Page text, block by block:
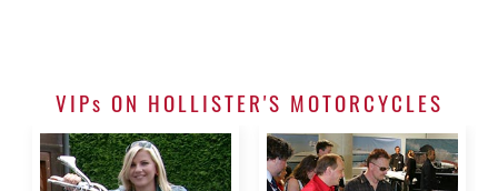
VIPs ON HOLLISTER'S MOTORCYCLES